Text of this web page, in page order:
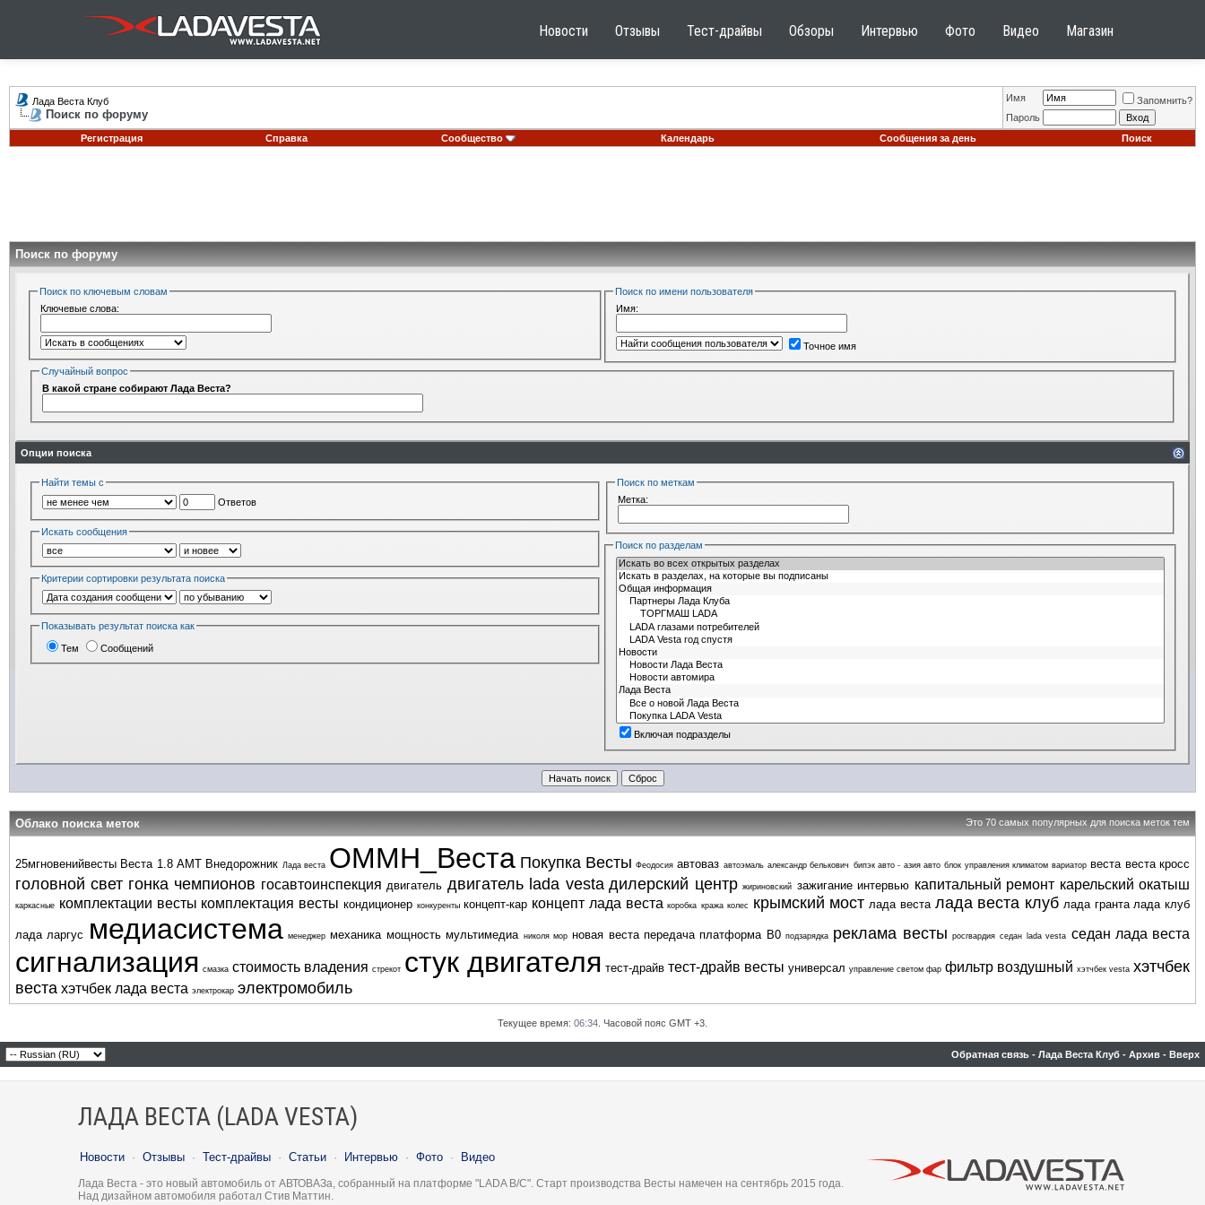
Новости Отзывы Тест-драйвы Обзоры Интервью Фото Видео Магазин
Лада Веста Клуб
Поиск по форуму
Имя
Запомнить?
Пароль
Регистрация
Справка Сообщество Календарь Сообщения за день Поиск
Поиск по форуму
Поиск по ключевым словам
Ключевые слова:
Поиск по имени пользователя
Имя:
Точное имя
Случайный вопрос
В какой стране собирают Лада Веста?
Опции поиска
Найти темы с
Ответов
Искать сообщения
Критерии сортировки результата поиска
Показывать результат поиска как
Тем Сообщений
Поиск по меткам
Метка:
Поиск по разделам
Включая подразделы
Это 70 самых популярных для поиска меток тем
Облако поиска меток
25мгновенийвесты Веста 1.8 АМТ Внедорожник Лада веста ОММН_Веста Покупка Весты Феодосия автоваз автоэмаль александр белькович бипэк авто - азия авто блок управления климатом вариатор веста веста кросс
головной свет гонка чемпионов госавтоинспекция двигатель двигатель lada vesta дилерский центр жириновский зажигание интервью капитальный ремонт карельский окатыш
каркасные комплектации весты комплектация весты кондиционер конкуренты концепт-кар концепт лада веста коробка кража колес крымский мост лада веста лада веста клуб лада гранта лада клуб
лада ларгус медиасистема менеджер механика мощность мультимедиа николя мор новая веста передача платформа В0 подзарядка реклама весты росгвардия седан lada vesta седан лада веста
сигнализация смазка стоимость владения стрекот стук двигателя тест-драйв тест-драйв весты универсал управление светом фар фильтр воздушный хэтчбек vesta хэтчбек
веста хэтчбек лада веста электрокар электромобиль
Текущее время: 06:34 . Часовой пояс GMT +3.
Обратная связь - Лада Веста Клуб - Архив - Вверх
ЛАДА ВЕСТА (LADA VESTA)
Новости · Отзывы · Тест-драйвы · Статьи · Интервью · Фото · Видео
Лада Веста - это новый автомобиль от АВТОВАЗа, собранный на платформе "LADA B/C". Старт производства Весты намечен на сентябрь 2015 года.
Над дизайном автомобиля работал Стив Маттин.